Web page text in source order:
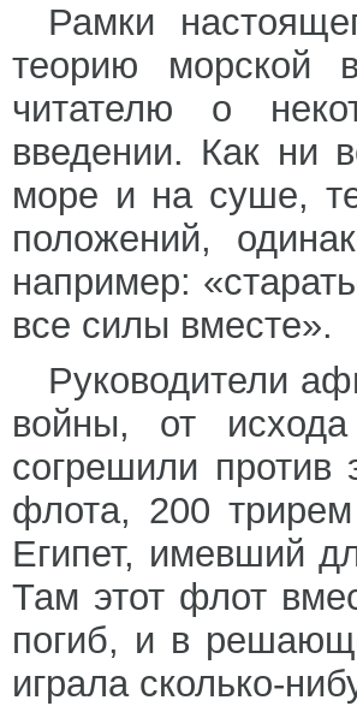
Рамки
теорию морской
читателю о
введении. Как ни
море и на суше,
положений,
например:
все силы вместе».
Руководители
войны, от исхода
согрешили против
флота, 200
Египет, имевший
Там этот флот
погиб, и в
играла сколько-